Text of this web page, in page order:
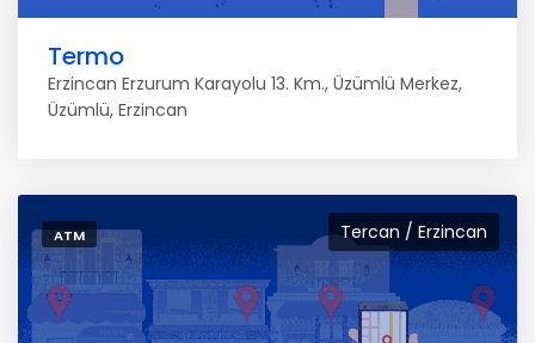
Termo
Erzincan Erzurum Karayolu 13. Km., Üzümlü Merkez,
Üzümlü, Erzincan
Tercan / Erzincan
ATM